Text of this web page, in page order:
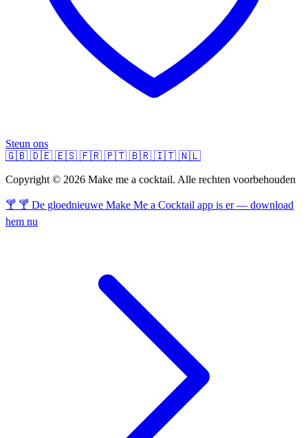
Steun ons
🇬🇧 🇩🇪 🇪🇸 🇫🇷 🇵🇹 🇧🇷 🇮🇹 🇳🇱
Copyright © 2026 Make me a cocktail. Alle rechten voorbehouden
🍸 🍸 De gloednieuwe Make Me a Cocktail app is er — download
hem nu